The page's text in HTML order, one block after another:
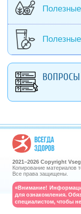
2021–2026 Copyright
Копирование материалов
Все права защищены.
«Внимание!
для ознакомления.
специалистом, чтобы